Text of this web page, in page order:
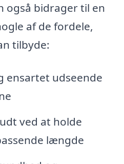
også bidrager til en
af de fordele,
tilbyde:
ensartet udseende
ved at holde
længde